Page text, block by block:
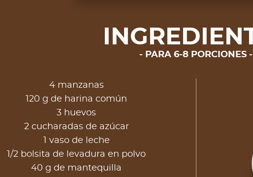
PARA 6-8 PORCIONES
4 manzanas
120 g de harina común
3 huevos
2 cucharadas de azúcar
1 vaso de leche
1/2 bolsita de levadura en polvo
40 g de mantequilla